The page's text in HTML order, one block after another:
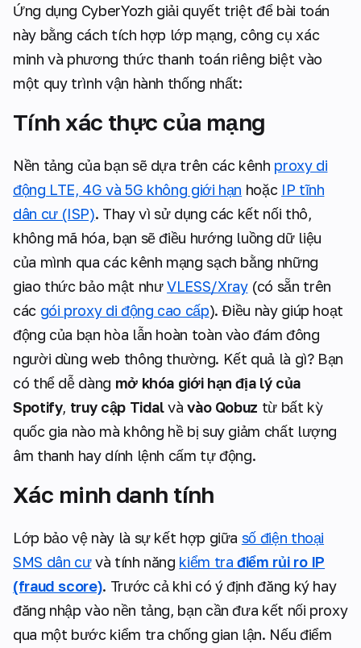
Ứng dụng CyberYozh giải quyết triệt để bài toán
này bằng cách tích hợp lớp mạng, công cụ xác
minh và phương thức thanh toán riêng biệt vào
một quy trình vận hành thống nhất:
Tính xác thực của mạng
Nền tảng của bạn sẽ dựa trên các kênh proxy di
động LTE, 4G và 5G không giới hạn hoặc IP tĩnh
dân cư (ISP). Thay vì sử dụng các kết nối thô,
không mã hóa, bạn sẽ điều hướng luồng dữ liệu
của mình qua các kênh mạng sạch bằng những
giao thức bảo mật nhưVLESS/Xray(có sẵn trên
các gói proxy di động cao cấp). Điều này giúp hoạt
động của bạn hòa lẫn hoàn toàn vào đám đông
người dùng web thông thường. Kết quả là gì? Bạn
có thể dễ dàng mở khóa giới hạn địa lý của
Spotify, truy cập Tidalvàvào Qobuz từ bất kỳ
quốc gia nào mà không hề bị suy giảm chất lượng
âm thanh hay dính lệnh cấm tự động.
Xác minh danh tính
Lớp bảo vệ này là sự kết hợp giữa số điện thoại
SMS dân cưvà tính năng kiểm trađiểm rủi ro IP
(fraud score). Trước cả khi có ý định đăng ký hay
đăng nhập vào nền tảng, bạn cần đưa kết nối proxy
qua một bước kiểm tra chống gian lận. Nếu điểm